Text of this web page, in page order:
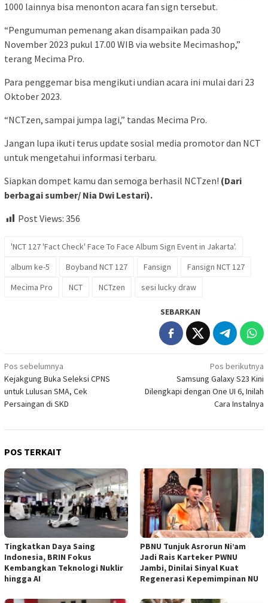
1000 lainnya bisa menonton acara fan sign tersebut.
“Pengumuman pemenang akan disampaikan pada 30
November 2023 pukul 17.00 WIB via website Mecimashop,”
terang Mecima Pro.
Para penggemar bisa mengikuti undian acara ini mulai dari 23
Oktober 2023.
“NCTzen, sampai jumpa lagi,” tandas Mecima Pro.
Jangan lupa ikuti terus update sosial media promotor dan NCT
untuk mengetahui informasi terbaru.
Siapkan dompet kamu dan semoga berhasil NCTzen! (Dari
berbagai sumber/ Nia Dwi Lestari).
Post Views: 356
'NCT 127 'Fact Check' Face To Face Album Sign Event in Jakarta'.
album ke-5
Boyband NCT 127 Fansign
Fansign NCT 127
Mecima Pro
NCT NCTzen sesi lucky draw
SEBARKAN
Navigasi
pos
Pos sebelumnya
Kejakgung Buka Seleksi CPNS
untuk Lulusan SMA, Cek
Persaingan di SKD
Pos berikutnya
Samsung Galaxy S23 Kini
Dilengkapi dengan One UI 6, Inilah
Cara Instalnya
POS TERKAIT
Tingkatkan Daya Saing
Indonesia, BRIN Fokus
Kembangkan Teknologi Nuklir
hingga AI
PBNU Tunjuk Asrorun Ni’am
Jadi Rais Karteker PWNU
Jambi, Dinilai Sinyal Kuat
Regenerasi Kepemimpinan NU